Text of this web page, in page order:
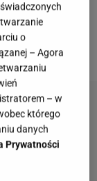
Chodzi
opiekę
o
– Agora
– w
którego
danych
Prywatności